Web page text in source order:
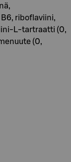
riboflaviini,
L-tartraatti (0,
(0,